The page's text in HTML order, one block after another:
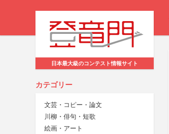
日本最大級のコンテスト情報サイト
カテゴリー
文芸・コピー・論文
川柳・俳句・短歌
絵画・アート